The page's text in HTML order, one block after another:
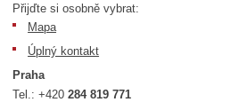
Přijďte si osobně vybrat:
Mapa
Úplný kontakt
Praha
Tel.:+420284 819 771